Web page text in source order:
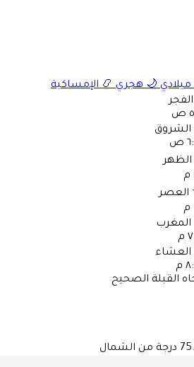
ميلادي 🌙 هجري 📿 الإمساكية
الفجر
الشروق
ص
الظهر
العصر
المغرب
م
العشاء
م
القبلة الصحيح
درجة من الشمال